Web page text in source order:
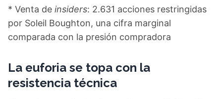
* Venta de insiders: 2.631 acciones restringidas
por Soleil Boughton, una cifra marginal
comparada con la presión compradora
La euforia se topa con la
resistencia técnica